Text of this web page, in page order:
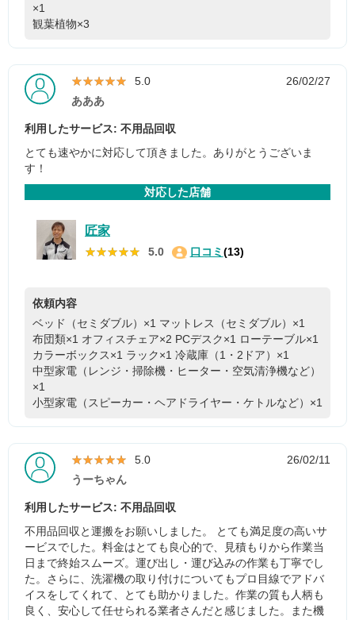
×1
観葉植物×3
★★★★★
★★★★★ 5.0
26/02/27
あああ
利用したサービス: 不用品回収
とても速やかに対応して頂きました。ありがとうございま
す！
対応した店舗
匠家
★★★★★
★★★★★ 5.0 口コミ (13)
依頼内容
ベッド（セミダブル）×1 マットレス（セミダブル）×1
布団類×1 オフィスチェア×2 PCデスク×1 ローテーブル×1
カラーボックス×1 ラック×1 冷蔵庫（1・2ドア）×1
中型家電（レンジ・掃除機・ヒーター・空気清浄機など）
×1
小型家電（スピーカー・ヘアドライヤー・ケトルなど）×1
★★★★★
★★★★★ 5.0
26/02/11
うーちゃん
利用したサービス: 不用品回収
不用品回収と運搬をお願いしました。 とても満足度の高いサ
ービスでした。料金はとても良心的で、見積もりから作業当
日まで終始スムーズ。運び出し・運び込みの作業も丁寧でし
た。さらに、洗濯機の取り付けについてもプロ目線でアドバ
イスをしてくれて、とても助かりました。作業の質も人柄も
良く、安心して任せられる業者さんだと感じました。また機